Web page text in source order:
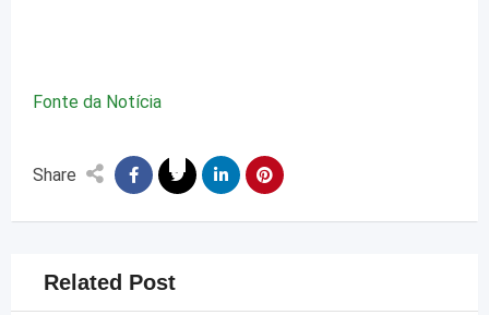
Fonte da Notícia
Share
Related Post